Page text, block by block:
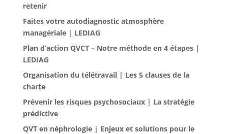
retenir
Faites votre autodiagnostic atmosphère
managériale | LEDIAG
Plan d’action QVCT – Notre méthode en 4 étapes |
LEDIAG
Organisation du télétravail | Les 5 clauses de la
charte
Prévenir les risques psychosociaux | La stratégie
prédictive
QVT en néphrologie | Enjeux et solutions pour le